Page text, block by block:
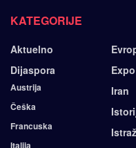
KATEGORIJE
Aktuelno
Dijaspora
Austrija
Češka
Francuska
Iran